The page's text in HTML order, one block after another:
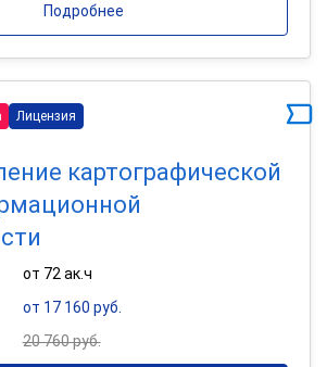
Подробнее
Лицензия
картографической
от 72 ак.ч
от 17 160 руб.
20 760 руб.